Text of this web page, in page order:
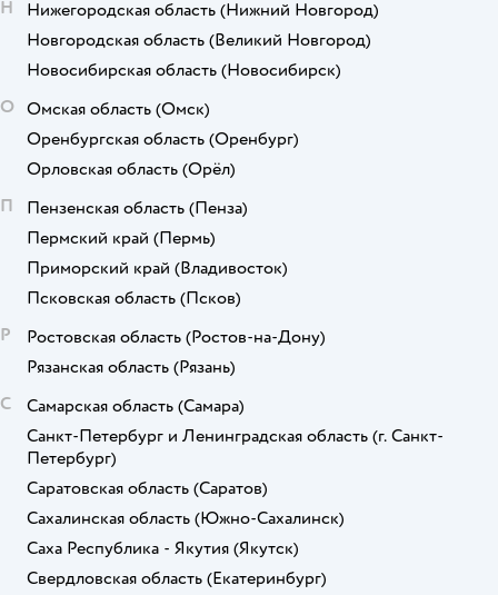
Н
Нижегородская область (Нижний Новгород)
Новгородская область (Великий Новгород)
Новосибирская область (Новосибирск)
О Омская область (Омск)
Оренбургская область (Оренбург)
Орловская область (Орёл)
П
Пензенская область (Пенза)
Пермский край (Пермь)
Приморский край (Владивосток)
Псковская область (Псков)
Р
Ростовская область (Ростов-на-Дону)
Рязанская область (Рязань)
С
Самарская область (Самара)
Санкт-Петербург и Ленинградская область (г. Санкт-
Петербург)
Саратовская область (Саратов)
Сахалинская область (Южно-Сахалинск)
Саха Республика - Якутия (Якутск)
Свердловская область (Екатеринбург)